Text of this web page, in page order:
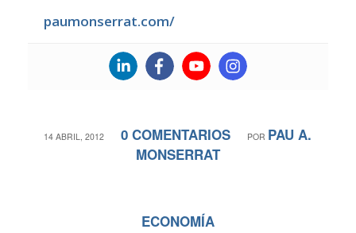
paumonserrat.com/
14 ABRIL, 2012
/ 0 COMENTARIOS
/ POR PAU A.
MONSERRAT
ECONOMÍA